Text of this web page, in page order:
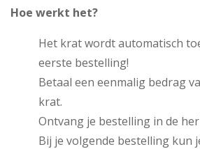
Hoe werkt het?
Het krat wordt automatisch
eerste bestelling!
Betaal een eenmalig bedrag
krat.
Ontvang je bestelling in de
Bij je volgende bestelling kun